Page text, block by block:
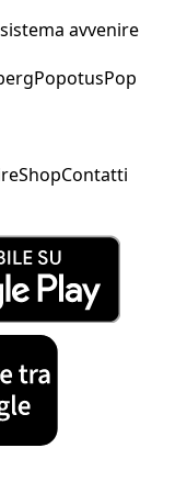
avvenire
PopotusPop
ShopContatti